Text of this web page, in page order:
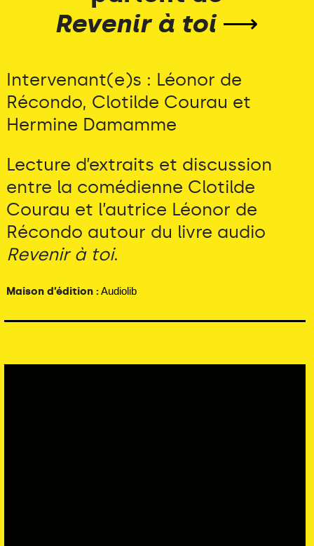
Revenir à toi ⟶
Intervenant(e)s : Léonor de
Récondo, Clotilde Courau et
Hermine Damamme
Lecture d’extraits et discussion
entre la comédienne Clotilde
Courau et l’autrice Léonor de
Récondo autour du livre audio
Revenir à toi.
Maison d’édition :Audiolib